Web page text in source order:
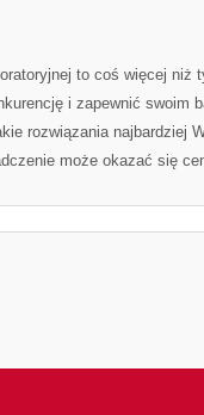
to coś więcej niż
i zapewnić swoim
rozwiązania najbardziej
może okazać się